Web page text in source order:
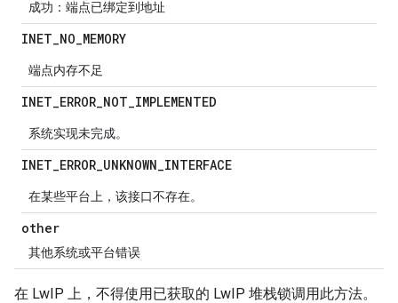
成功：端点已绑定到地址
INET_NO_MEMORY
端点内存不足
INET_ERROR_NOT_IMPLEMENTED
系统实现未完成。
INET_ERROR_UNKNOWN_INTERFACE
在某些平台上，该接口不存在。
other
其他系统或平台错误
在 LwIP 上，不得使用已获取的 LwIP 堆栈锁调用此方法。